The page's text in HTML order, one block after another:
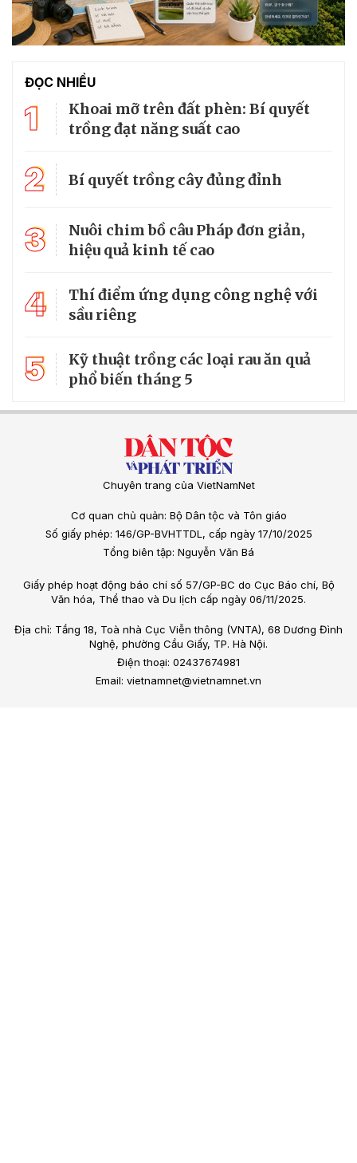
ĐỌC NHIỀU
1
Khoai mỡ trên đất phèn: Bí quyết
trồng đạt năng suất cao
2 Bí quyết trồng cây đủng đỉnh
3
Nuôi chim bồ câu Pháp đơn giản,
hiệu quả kinh tế cao
4
Thí điểm ứng dụng công nghệ với
sầu riêng
5
Kỹ thuật trồng các loại rau ăn quả
phổ biến tháng 5
Chuyên trang của VietNamNet
Cơ quan chủ quản: Bộ Dân tộc và Tôn giáo
Số giấy phép: 146/GP-BVHTTDL, cấp ngày 17/10/2025
Tổng biên tập: Nguyễn Văn Bá
Giấy phép hoạt động báo chí số 57/GP-BC do Cục Báo chí, Bộ
Văn hóa, Thể thao và Du lịch cấp ngày 06/11/2025.
Địa chỉ: Tầng 18, Toà nhà Cục Viễn thông (VNTA), 68 Dương Đình
Nghệ, phường Cầu Giấy, TP. Hà Nội.
Điện thoại: 02437674981
Email: vietnamnet@vietnamnet.vn